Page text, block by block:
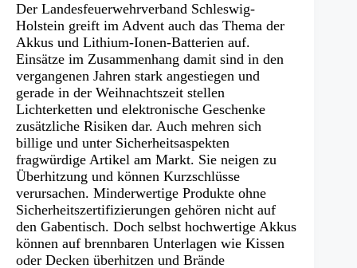
Der Landesfeuerwehrverband Schleswig-
Holstein greift im Advent auch das Thema der
Akkus und Lithium-Ionen-Batterien auf.
Einsätze im Zusammenhang damit sind in den
vergangenen Jahren stark angestiegen und
gerade in der Weihnachtszeit stellen
Lichterketten und elektronische Geschenke
zusätzliche Risiken dar. Auch mehren sich
billige und unter Sicherheitsaspekten
fragwürdige Artikel am Markt. Sie neigen zu
Überhitzung und können Kurzschlüsse
verursachen. Minderwertige Produkte ohne
Sicherheitszertifizierungen gehören nicht auf
den Gabentisch. Doch selbst hochwertige Akkus
können auf brennbaren Unterlagen wie Kissen
oder Decken überhitzen und Brände